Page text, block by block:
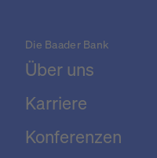
Die Baader Bank
Über uns
Karriere
Konferenzen